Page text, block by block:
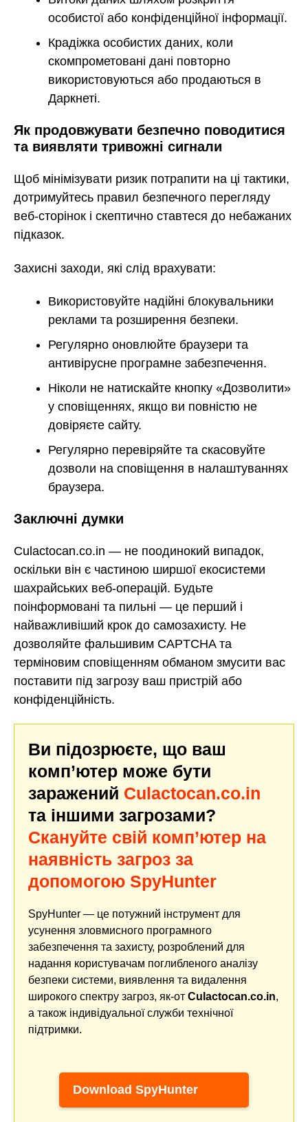
особистої або конфіденційної інформації.
Крадіжка особистих даних, коли
скомпрометовані дані повторно
використовуються або продаються в
Даркнеті.
Як продовжувати безпечно поводитися
та виявляти тривожні сигнали
Щоб мінімізувати ризик потрапити на ці тактики,
дотримуйтесь правил безпечного перегляду
веб-сторінок і скептично ставтеся до небажаних
підказок.
Захисні заходи, які слід врахувати:
Використовуйте надійні блокувальники
реклами та розширення безпеки.
Регулярно оновлюйте браузери та
антивірусне програмне забезпечення.
Ніколи не натискайте кнопку «Дозволити»
у сповіщеннях, якщо ви повністю не
довіряєте сайту.
Регулярно перевіряйте та скасовуйте
дозволи на сповіщення в налаштуваннях
браузера.
Заключні думки
Culactocan.co.in — не поодинокий випадок,
оскільки він є частиною ширшої екосистеми
шахрайських веб-операцій. Будьте
поінформовані та пильні — це перший і
найважливіший крок до самозахисту. Не
дозволяйте фальшивим CAPTCHA та
терміновим сповіщенням обманом змусити вас
поставити під загрозу ваш пристрій або
конфіденційність.
Ви підозрюєте, що ваш
комп’ютер може бути
заражений Culactocan.co.in
та іншими загрозами?
Скануйте свій комп’ютер на
наявність загроз за
допомогою SpyHunter
SpyHunter — це потужний інструмент для
усунення зловмисного програмного
забезпечення та захисту, розроблений для
надання користувачам поглибленого аналізу
безпеки системи, виявлення та видалення
широкого спектру загроз, як-от Culactocan.co.in,
а також індивідуальної служби технічної
підтримки.
Download SpyHunter